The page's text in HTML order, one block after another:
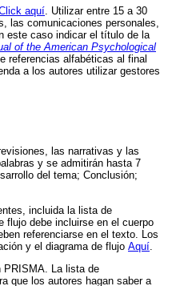
aquí. Utilizar entre 15 a 30
las comunicaciones personales,
este caso indicar el título de la
of the American Psychological
referencias alfabéticas al final
a los autores utilizar gestores
las narrativas y las
y se admitirán hasta 7
del tema; Conclusión;
incluida la lista de
flujo debe incluirse en el cuerpo
referenciarse en el texto. Los
y el diagrama de flujo Aquí
PRISMA. La lista de
que los autores hagan saber a